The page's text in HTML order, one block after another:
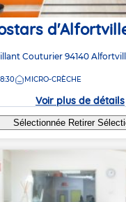
Couturier94140
MICRO-CRÈCHE
Voir plus de détails
Sélectionnée Retirer